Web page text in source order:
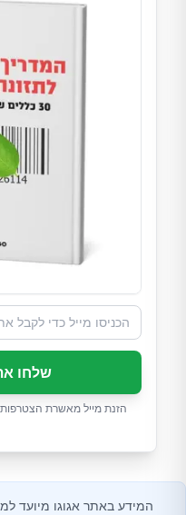
שלחו
הזנת מייל מאשרת הצטרפות
המידע באתר אגוגו מיועד